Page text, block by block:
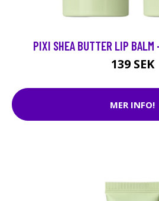
PIXI SHEA BUTTER LIP BALM
139 SEK
MER INFO!